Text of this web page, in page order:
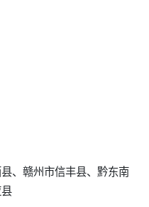
、赣州市信丰县、黔东南